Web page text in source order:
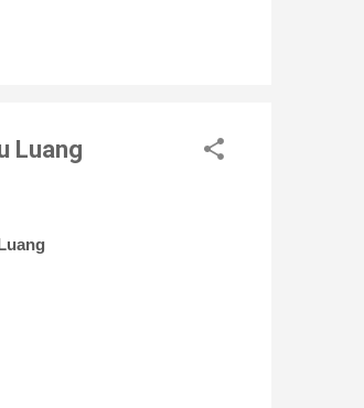
menilainya sebagai orang
Orang beriman selalu
Luang